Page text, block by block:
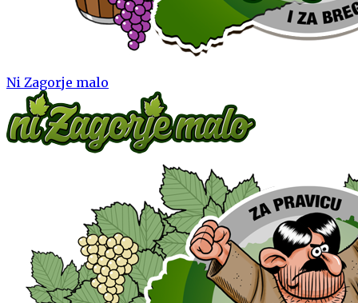
Ni Zagorje malo